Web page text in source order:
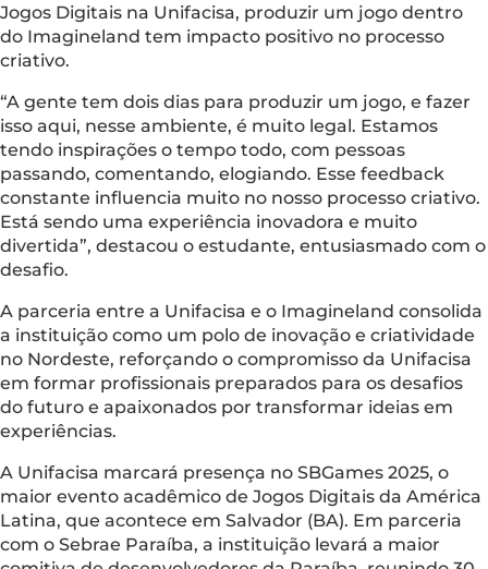
Jogos Digitais na Unifacisa, produzir um jogo dentro
do Imagineland tem impacto positivo no processo
criativo.
“A gente tem dois dias para produzir um jogo, e fazer
isso aqui, nesse ambiente, é muito legal. Estamos
tendo inspirações o tempo todo, com pessoas
passando, comentando, elogiando. Esse feedback
constante influencia muito no nosso processo criativo.
Está sendo uma experiência inovadora e muito
divertida”, destacou o estudante, entusiasmado com o
desafio.
A parceria entre a Unifacisa e o Imagineland consolida
a instituição como um polo de inovação e criatividade
no Nordeste, reforçando o compromisso da Unifacisa
em formar profissionais preparados para os desafios
do futuro e apaixonados por transformar ideias em
experiências.
A Unifacisa marcará presença no SBGames 2025, o
maior evento acadêmico de Jogos Digitais da América
Latina, que acontece em Salvador (BA). Em parceria
com o Sebrae Paraíba, a instituição levará a maior